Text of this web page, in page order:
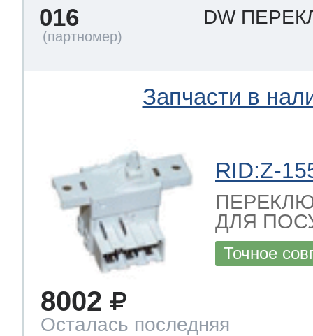
016 DW
Запчасти в
RID:Z-
ДЛЯ
Точное
8002
Осталась последняя